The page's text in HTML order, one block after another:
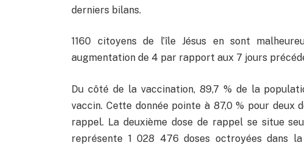
derniers bilans.
1160 citoyens de l’île Jésus en sont
augmentation de 4 par rapport aux 7 jours
Du côté de la vaccination, 89,7 % de la
vaccin. Cette donnée pointe à 87,0 % pour deux
rappel. La deuxième dose de rappel se situe
représente 1 028 476 doses octroyées dans